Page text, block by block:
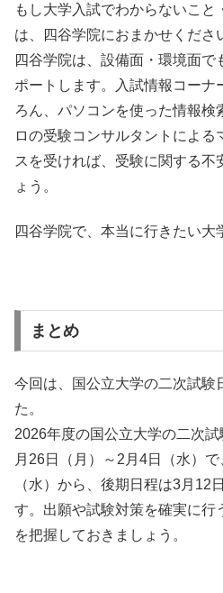
もし大学入試でわからないこと
は、四谷学院におまかせくださ
四谷学院は、設備面・環境面で
ポートします。入試情報コーナ
ろん、パソコンを使った情報検
ロの受験コンサルタントによる
スを受ければ、受験に関する不
ょう。
四谷学院で、本当に行きたい大
まとめ
今回は、国公立大学の二次試験
た。
2026年度の国公立大学の二次
月26日（月）～2月4日（水）
（水）から、後期日程は3月12
す。出願や試験対策を確実に行
を把握しておきましょう。